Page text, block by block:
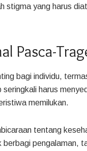
stigma yang harus
Pasca-
bagi individu,
harus
memilukan.
tentang
pengalaman,